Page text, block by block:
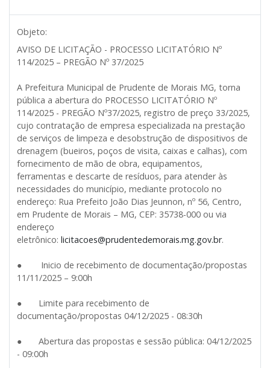
Objeto:
AVISO DE LICITAÇÃO - PROCESSO LICITATÓRIO Nº
114/2025 – PREGÃO Nº 37/2025
A Prefeitura Municipal de Prudente de Morais MG, torna
pública a abertura do PROCESSO LICITATÓRIO Nº
114/2025 - PREGÃO Nº37/2025, registro de preço 33/2025,
cujo contratação de empresa especializada na prestação
de serviços de limpeza e desobstrução de dispositivos de
drenagem (bueiros, poços de visita, caixas e calhas), com
fornecimento de mão de obra, equipamentos,
ferramentas e descarte de resíduos, para atender às
necessidades do município, mediante protocolo no
endereço: Rua Prefeito João Dias Jeunnon, nº 56, Centro,
em Prudente de Morais – MG, CEP: 35738-000 ou via
endereço
eletrônico: licitacoes@prudentedemorais.mg.gov.br.
● Inicio de recebimento de documentação/propostas
11/11/2025 – 9:00h
● Limite para recebimento de
documentação/propostas 04/12/2025 - 08:30h
● Abertura das propostas e sessão pública: 04/12/2025
- 09:00h